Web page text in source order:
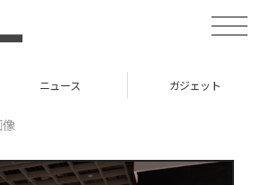
toggle
ニュース ガジェット